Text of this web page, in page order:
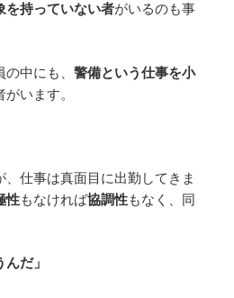
を持っていない者がいるのも事
中にも、 警備という仕事を小
います。
仕事は真面目に出勤してきま
性もなければ協調性もなく、同
だ」